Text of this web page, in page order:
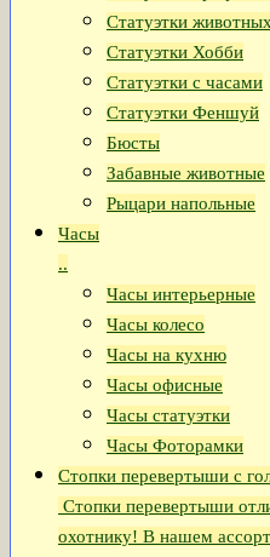
Статуэтки животных
Статуэтки Хобби
Статуэтки с часами
Статуэтки Феншуй
Бюсты
Забавные животные
Рыцари напольные
Часы
..
Часы интерьерные
Часы колесо
Часы на кухню
Часы офисные
Часы статуэтки
Часы Фоторамки
Стопки перевертыши с
Стопки перевертыши
охотнику! В нашем